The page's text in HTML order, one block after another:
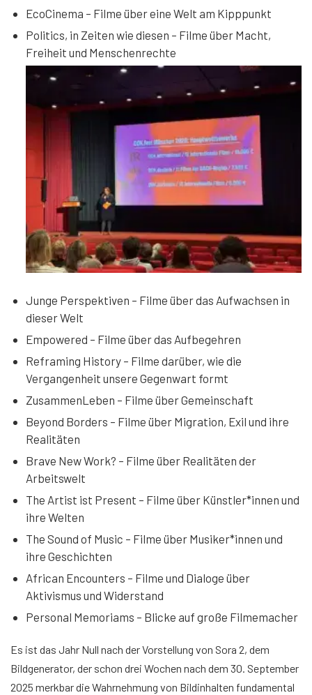
EcoCinema – Filme über eine Welt am Kipppunkt
Politics, in Zeiten wie diesen – Filme über Macht,
Freiheit und Menschenrechte
Junge Perspektiven – Filme über das Aufwachsen in
dieser Welt
Empowered – Filme über das Aufbegehren
Reframing History – Filme darüber, wie die
Vergangenheit unsere Gegenwart formt
ZusammenLeben – Filme über Gemeinschaft
Beyond Borders – Filme über Migration, Exil und ihre
Realitäten
Brave New Work? – Filme über Realitäten der
Arbeitswelt
The Artist ist Present – Filme über Künstler*innen und
ihre Welten
The Sound of Music – Filme über Musiker*innen und
ihre Geschichten
African Encounters – Filme und Dialoge über
Aktivismus und Widerstand
Personal Memoriams – Blicke auf große Filmemacher
Es ist das Jahr Null nach der Vorstellung von Sora 2, dem
Bildgenerator, der schon drei Wochen nach dem 30. September
2025 merkbar die Wahrnehmung von Bildinhalten fundamental